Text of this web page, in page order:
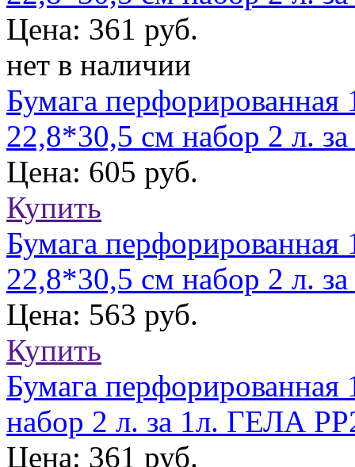
Цена: 361 руб.
нет в наличии
Бумага перфорированная
22,8*30,5 см набор 2 л.
Цена: 605 руб.
Купить
Бумага перфорированная
22,8*30,5 см набор 2 л.
Цена: 563 руб.
Купить
Бумага
набор 2 л. за 1л. ГЕЛА
Цена: 361 руб.